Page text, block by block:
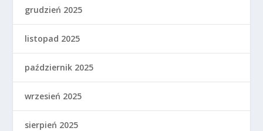
grudzień 2025
listopad 2025
październik 2025
wrzesień 2025
sierpień 2025